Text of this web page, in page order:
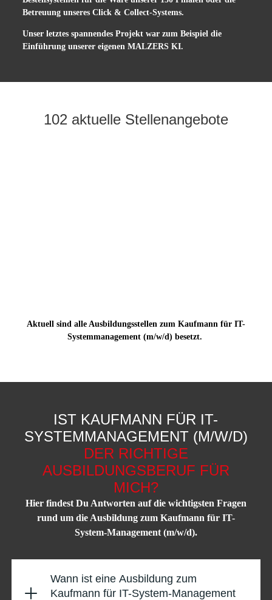
Betreuung unseres Click & Collect-Systems.
Unser letztes spannendes Projekt war zum Beispiel die
Einführung unserer eigenen MALZERS KI.
102 aktuelle Stellenangebote
Aktuell sind alle Ausbildungsstellen zum Kaufmann für IT-
Systemmanagement (m/w/d) besetzt.
IST KAUFMANN FÜR IT-
SYSTEMMANAGEMENT (M/W/D)
DER RICHTIGE
AUSBILDUNGSBERUF FÜR
MICH?
Hier findest Du Antworten auf die wichtigsten Fragen
rund um die Ausbildung zum Kaufmann für IT-
System-Management (m/w/d).
Wann ist eine Ausbildung zum
Kaufmann für IT-System-Management